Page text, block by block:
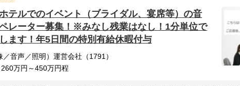
テルでのイベント（ブライダル、宴席等）の音
レーター募集！※みなし残業はなし！1分単位で
ます！年5日間の特別有給休暇付与
音声／照明）運営会社（1791）
万円～450万円程